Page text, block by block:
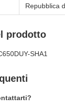
Repubblica
prodotto
SHA1